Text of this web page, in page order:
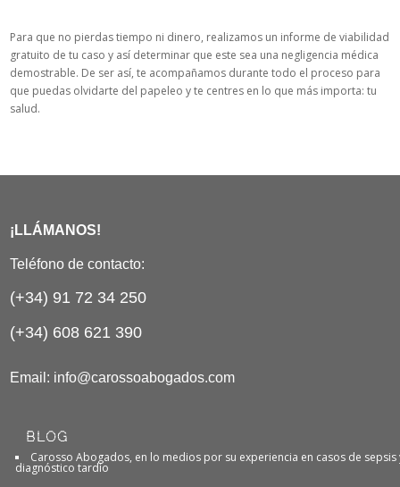
Para que no pierdas tiempo ni dinero, realizamos un informe de viabilidad
gratuito de tu caso y así determinar que este sea una negligencia médica
demostrable. De ser así, te acompañamos durante todo el proceso para
que puedas olvidarte del papeleo y te centres en lo que más importa: tu
salud.
¡LLÁMANOS!
Teléfono de contacto:
(+34) 91 72 34 250
(+34) 608 621 390
Email: info@carossoabogados.com
BLOG
Carosso Abogados, en lo medios por su experiencia en casos de sepsis
diagnóstico tardío